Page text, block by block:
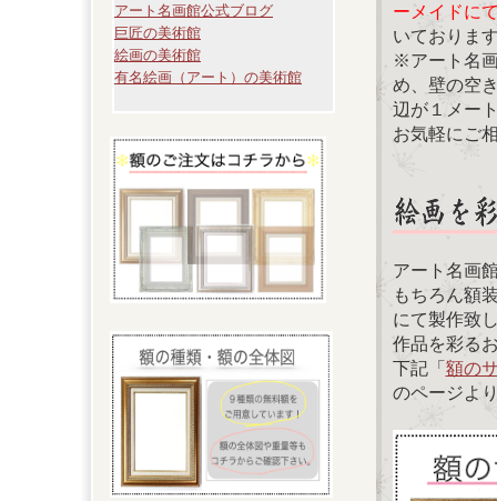
アート名画館公式ブログ
巨匠の美術館
絵画の美術館
有名絵画（アート）の美術館
ーメイドに
いておりま
※アート名
め、壁の空
辺が１メー
お気軽にご
アート名画
もちろん額
にて製作致
作品を彩る
下記「額の
のページよ